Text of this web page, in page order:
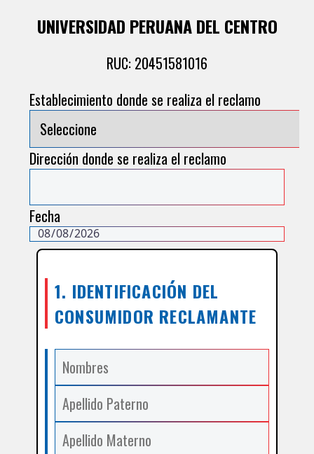
UNIVERSIDAD PERUANA DEL CENTRO
RUC: 20451581016
Establecimiento donde se realiza el reclamo
Dirección donde se realiza el reclamo
Fecha
1. IDENTIFICACIÓN DEL
CONSUMIDOR RECLAMANTE